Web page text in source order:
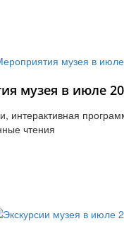
музея в июле
интерактивная
чтения